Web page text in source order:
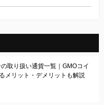
取り扱い通貨一覧｜GMOコイ
メリット・デメリットも解説